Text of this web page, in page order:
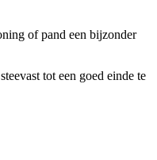
of pand een bijzonder
tot een goed einde te